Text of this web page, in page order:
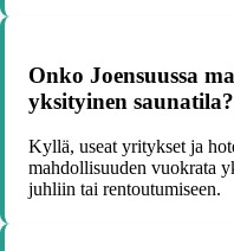
Onko Joensuussa
yksityinen saunatila?
Kyllä, useat yritykset ja
mahdollisuuden vuokrata
juhliin tai rentoutumiseen.